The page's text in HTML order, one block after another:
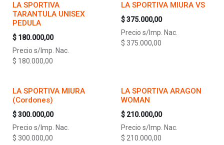
LA SPORTIVA
TARANTULA UNISEX
PEDULA
$ 180.000,00
Precio s/Imp. Nac.
$ 180.000,00
LA SPORTIVA MIURA VS
$375.000,00
Precio s/Imp. Nac.
$ 375.000,00
LA SPORTIVA MIURA
(Cordones)
$300.000,00
Precio s/Imp. Nac.
$ 300.000,00
LA SPORTIVA ARAGON
WOMAN
$ 210.000,00
Precio s/Imp. Nac.
$ 210.000,00